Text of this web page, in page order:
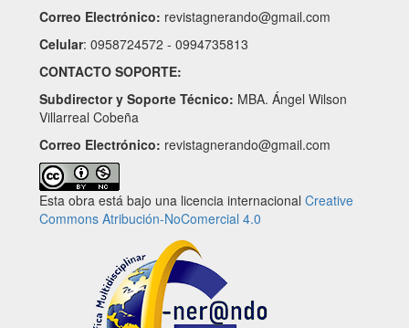
Correo Electrónico: revistagnerando@gmail.com
Celular: 0958724572 - 0994735813
CONTACTO SOPORTE:
Subdirector y Soporte Técnico: MBA. Ángel Wilson
Villarreal Cobeña
Correo Electrónico: revistagnerando@gmail.com
Esta obra está bajo una licencia internacional Creative
Commons Atribución-NoComercial 4.0